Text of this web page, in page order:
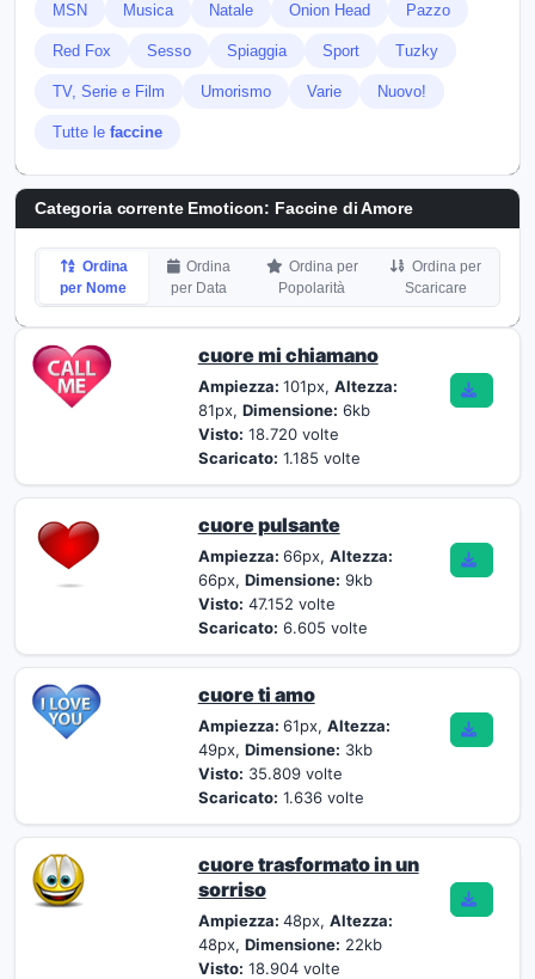
MSN Musica Natale Onion Head Pazzo
Red Fox Sesso Spiaggia Sport Tuzky
TV, Serie e Film Umorismo Varie Nuovo!
Tutte le faccine
Categoria corrente Emoticon: Faccine di Amore
Ordina
per Nome
Ordina
per Data
Ordina per
Popolarità
Ordina per
Scaricare
cuore mi chiamano
Ampiezza: 101px, Altezza:
81px, Dimensione: 6kb
Visto: 18.720 volte
Scaricato: 1.185 volte
cuore pulsante
Ampiezza: 66px, Altezza:
66px, Dimensione: 9kb
Visto: 47.152 volte
Scaricato: 6.605 volte
cuore ti amo
Ampiezza: 61px, Altezza:
49px, Dimensione: 3kb
Visto: 35.809 volte
Scaricato: 1.636 volte
cuore trasformato in un
sorriso
Ampiezza: 48px, Altezza:
48px, Dimensione: 22kb
Visto: 18.904 volte